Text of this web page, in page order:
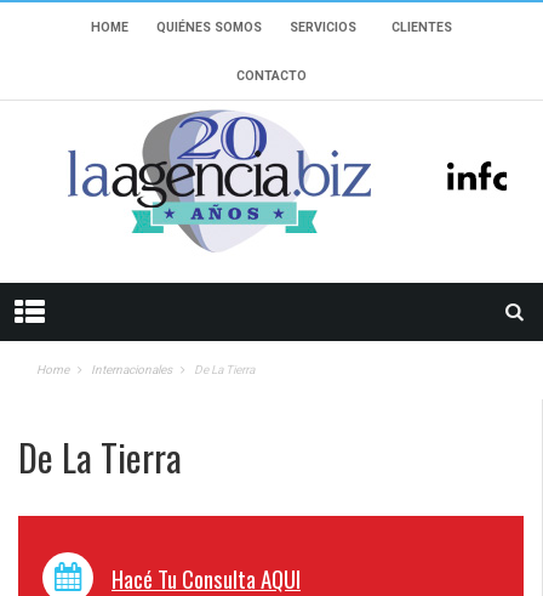
HOME QUIÉNES SOMOS SERVICIOS CLIENTES
CONTACTO
Home Internacionales De La Tierra
De La Tierra
Hacé Tu Consulta AQUI